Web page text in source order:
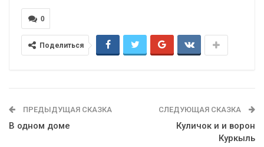
0
Поделиться
ПРЕДЫДУЩАЯ СКАЗКА
В одном доме
СЛЕДУЮЩАЯ СКАЗКА
Куличок и и ворон
Куркыль